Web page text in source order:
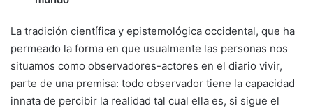
La tradición científica y epistemológica occidental, que ha
permeado la forma en que usualmente las personas nos
situamos como observadores-actores en el diario vivir,
parte de una premisa: todo observador tiene la capacidad
innata de percibir la realidad tal cual ella es, si sigue el